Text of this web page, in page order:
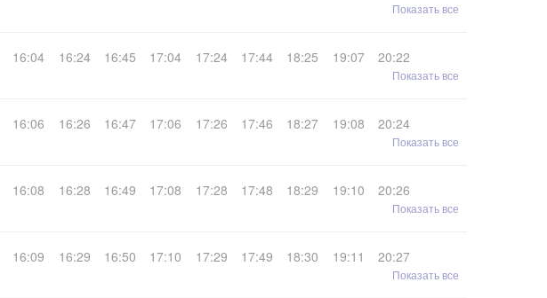
Показать все
16:04 16:24 16:45 17:04 17:24 17:44 18:25 19:07
20:22
Показать все
16:06 16:26 16:47 17:06 17:26 17:46 18:27 19:08
20:24
Показать все
16:08 16:28 16:49 17:08 17:28 17:48 18:29 19:10
20:26
Показать все
16:09 16:29 16:50 17:10 17:29 17:49 18:30 19:11
20:27
Показать все